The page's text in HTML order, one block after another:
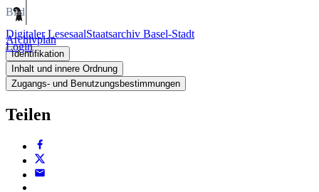
Digitaler LesesaalStaatsarchiv Basel-Stadt
Login
Bild
Archivplan
Identifikation
Inhalt und innere Ordnung
Zugangs- und Benutzungsbestimmungen
Teilen